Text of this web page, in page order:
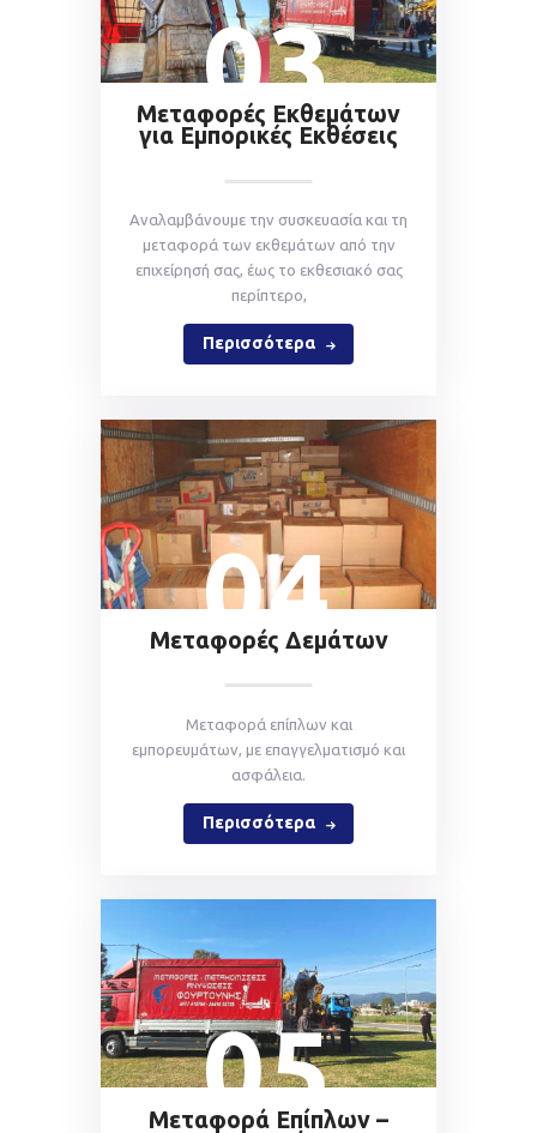
03
Μεταφορές Εκθεμάτων
για Εμπορικές Εκθέσεις
Αναλαμβάνουμε την συσκευασία και τη
μεταφορά των εκθεμάτων από την
επιχείρησή σας, έως το εκθεσιακό σας
περίπτερο,
Περισσότερα
04
Μεταφορές Δεμάτων
Mεταφορά επίπλων και
εμπορευμάτων, με επαγγελματισμό και
ασφάλεια.
Περισσότερα
05
Μεταφορά Επίπλων –